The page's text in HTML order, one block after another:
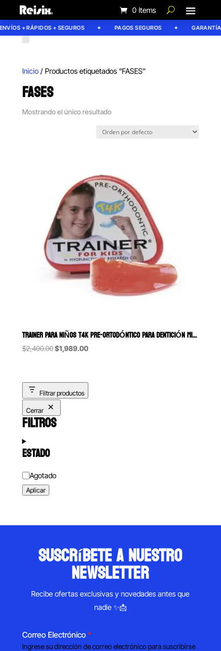
0 Items
+ RÁPIDOS + SEGUROS PAGOS SEGUROS GARANTÍA
Inicio/ Productos etiquetados “FASES”
FASES
Mostrando el único resultado
TRAINER PARA NIÑOS T4K PRE-ORTODÓNTICO PARA DENTICIÓN MIXTA
$2,400.00Original
$2,400.00.
$1,989.00Current
$1,989.00.
Filtrar productos
Cerrar
FILTROS
ESTADO
Estado
Agotado
Aplicar
suscríbete a nuestro
newsletter
Recibe ofertas exclusivas y novedades antes que
nadie ✨📩
Correo Electrónico *
Ingrese su dirección de correo electrónico para suscribirse